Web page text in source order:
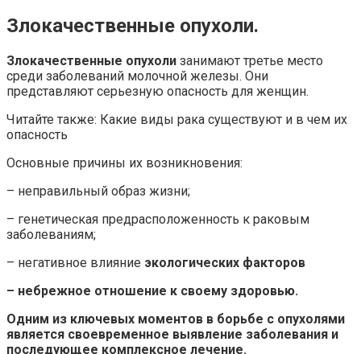
Злокачественные опухоли.
Злокачественные опухоли занимают третье место
среди заболеваний молочной железы. Они
представляют серьезную опасность для женщин.
Читайте также: Какие виды рака существуют и в чем их
опасность
Основные причины их возникновения:
– неправильный образ жизни;
– генетическая предрасположенность к раковым
заболеваниям;
– негативное влияние экологических факторов
– небрежное отношение к своему здоровью.
Одним из ключевых моментов в борьбе с опухолями
является своевременное выявление заболевания и
последующее комплексное лечение.